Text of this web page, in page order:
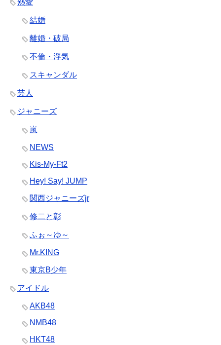
熱愛
結婚
離婚・破局
不倫・浮気
スキャンダル
芸人
ジャニーズ
嵐
NEWS
Kis-My-Ft2
Hey! Say! JUMP
関西ジャニーズjr
修二と彰
ふぉ～ゆ～
Mr.KING
東京B少年
アイドル
AKB48
NMB48
HKT48